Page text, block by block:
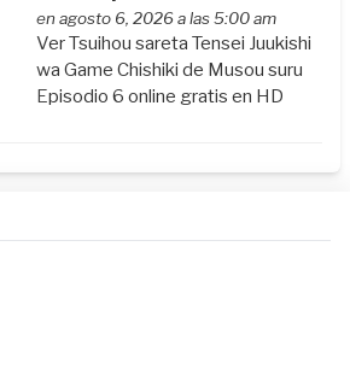
en agosto 6, 2026 a las 5:00 am
Ver Tsuihou sareta Tensei Juukishi
wa Game Chishiki de Musou suru
Episodio 6 online gratis en HD